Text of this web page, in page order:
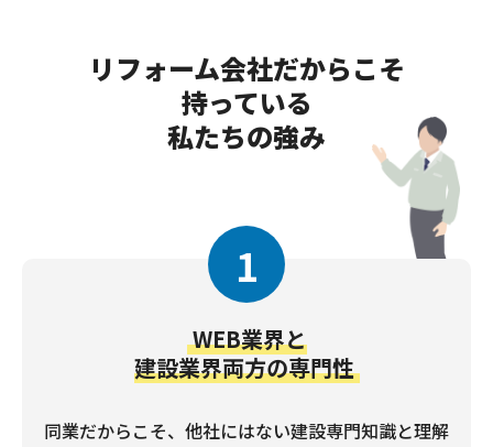
リフォーム会社だからこそ
持っている
私たちの強み
1
WEB業界と
建設業界両方の専門性
同業だからこそ、他社にはない建設専門知識と理解